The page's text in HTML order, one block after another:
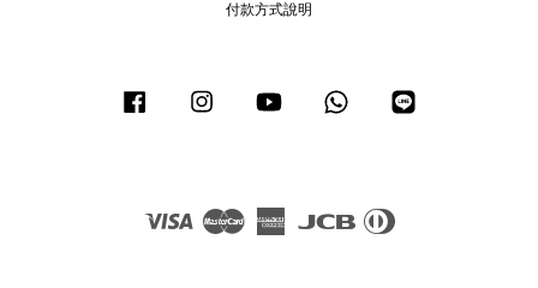
付款方式說明
Facebook Instagram YouTube Whatsapp
Visa Master
American
JCB
Diners